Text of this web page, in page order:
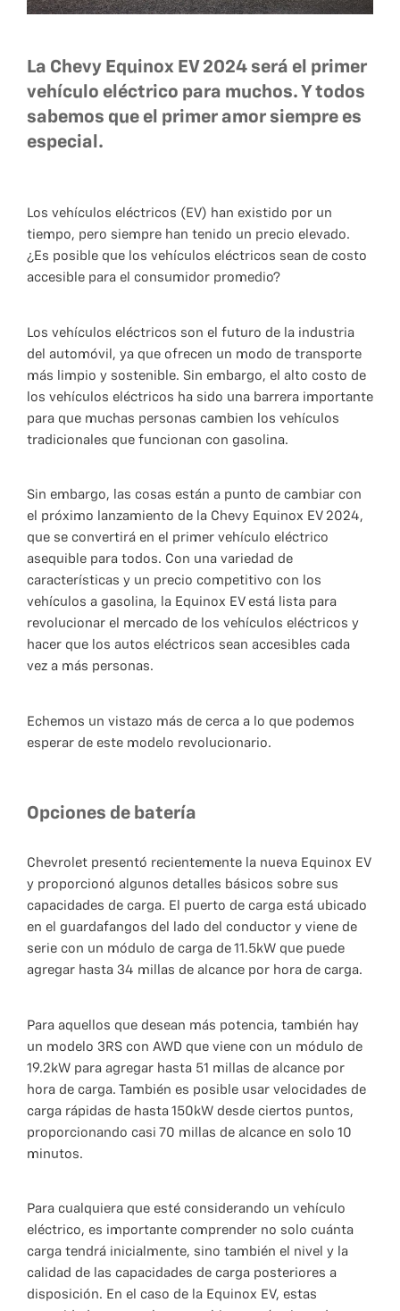
La Chevy Equinox EV 2024 será el primer
vehículo eléctrico para muchos. Y todos
sabemos que el primer amor siempre es
especial.
Los vehículos eléctricos (EV) han existido por un
tiempo, pero siempre han tenido un precio elevado.
¿Es posible que los vehículos eléctricos sean de costo
accesible para el consumidor promedio?
Los vehículos eléctricos son el futuro de la industria
del automóvil, ya que ofrecen un modo de transporte
más limpio y sostenible. Sin embargo, el alto costo de
los vehículos eléctricos ha sido una barrera importante
para que muchas personas cambien los vehículos
tradicionales que funcionan con gasolina.
Sin embargo, las cosas están a punto de cambiar con
el próximo lanzamiento de la Chevy Equinox EV 2024,
que se convertirá en el primer vehículo eléctrico
asequible para todos. Con una variedad de
características y un precio competitivo con los
vehículos a gasolina, la Equinox EV está lista para
revolucionar el mercado de los vehículos eléctricos y
hacer que los autos eléctricos sean accesibles cada
vez a más personas.
Echemos un vistazo más de cerca a lo que podemos
esperar de este modelo revolucionario.
Opciones de batería
Chevrolet presentó recientemente la nueva Equinox EV
y proporcionó algunos detalles básicos sobre sus
capacidades de carga. El puerto de carga está ubicado
en el guardafangos del lado del conductor y viene de
serie con un módulo de carga de 11.5kW que puede
agregar hasta 34 millas de alcance por hora de carga.
Para aquellos que desean más potencia, también hay
un modelo 3RS con AWD que viene con un módulo de
19.2kW para agregar hasta 51 millas de alcance por
hora de carga. También es posible usar velocidades de
carga rápidas de hasta 150kW desde ciertos puntos,
proporcionando casi 70 millas de alcance en solo 10
minutos.
Para cualquiera que esté considerando un vehículo
eléctrico, es importante comprender no solo cuánta
carga tendrá inicialmente, sino también el nivel y la
calidad de las capacidades de carga posteriores a
disposición. En el caso de la Equinox EV, estas